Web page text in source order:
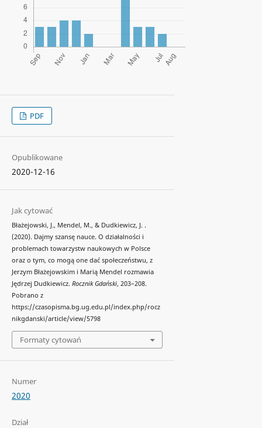
PDF
Opublikowane
2020-12-16
Jak cytować
Błażejowski, J., Mendel, M., & Dudkiewicz, J. .
(2020). Dajmy szansę nauce. O działalności i
problemach towarzystw naukowych w Polsce
oraz o tym, co mogą one dać społeczeństwu, z
Jerzym Błażejowskim i Marią Mendel rozmawia
Jędrzej Dudkiewicz. Rocznik Gdański, 203–208.
Pobrano z
https://czasopisma.bg.ug.edu.pl/index.php/rocz
nikgdanski/article/view/5798
Formaty cytowań
Numer
2020
Dział